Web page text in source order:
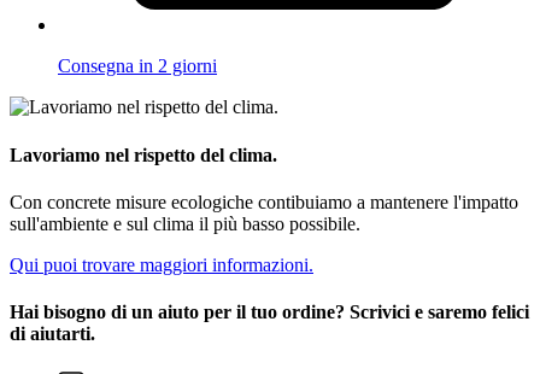
Consegna in 2 giorni
Lavoriamo nel rispetto del clima.
Con concrete misure ecologiche contibuiamo a mantenere l'impatto
sull'ambiente e sul clima il più basso possibile.
Qui puoi trovare maggiori informazioni.
Hai bisogno di un aiuto per il tuo ordine? Scrivici e saremo felici
di aiutarti.